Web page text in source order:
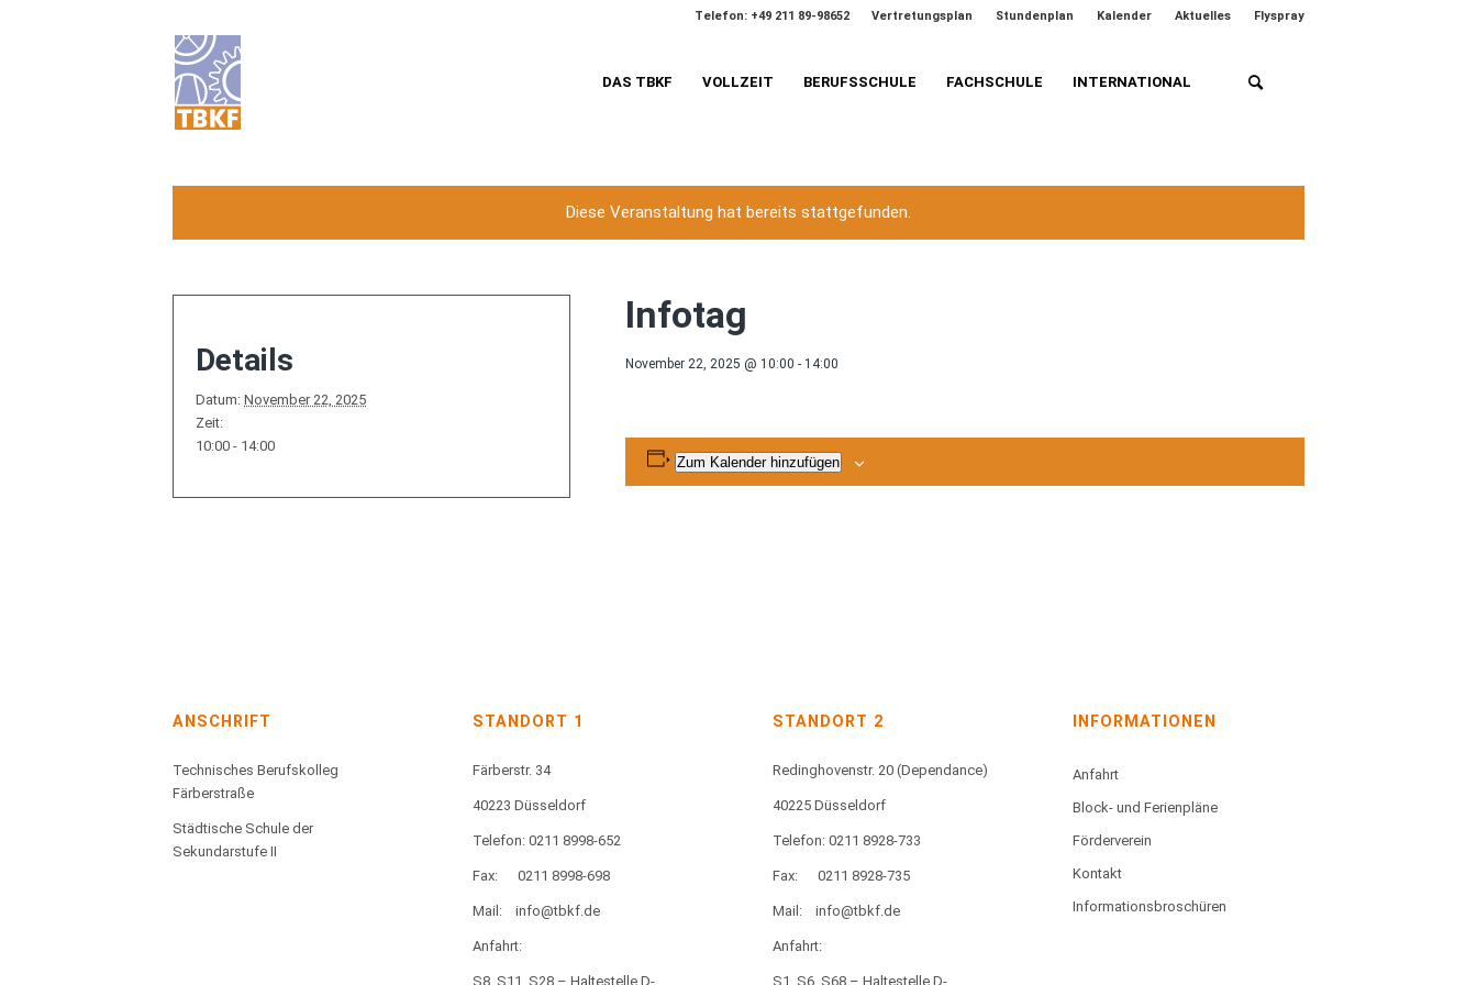
Vertretungsplan Stundenplan Kalender Aktuelles Flyspray
Telefon: +49 211 89-98652
DAS TBKF VOLLZEIT BERUFSSCHULE FACHSCHULE INTERNATIONAL
Diese Veranstaltung hat bereits stattgefunden.
Infotag
November 22, 2025 @ 10:00 - 14:00
Zum Kalender hinzufügen
Details
Datum: November 22, 2025
Zeit:
10:00 - 14:00
ANSCHRIFT
Technisches Berufskolleg
Färberstraße
Städtische Schule der
Sekundarstufe II
STANDORT 1
Färberstr. 34
40223 Düsseldorf
Telefon: 0211 8998-652
Fax: 0211 8998-698
Mail: info@tbkf.de
Anfahrt:
S8, S11, S28 – Haltestelle D-
STANDORT 2
Redinghovenstr. 20 (Dependance)
40225 Düsseldorf
Telefon: 0211 8928-733
Fax: 0211 8928-735
Mail: info@tbkf.de
Anfahrt:
S1, S6, S68 – Haltestelle D-
INFORMATIONEN
Anfahrt
Block- und Ferienpläne
Förderverein
Kontakt
Informationsbroschüren